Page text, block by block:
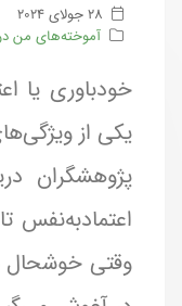
28 جولای 2024
آموخته‌های من
یکی از
پژوهشگران
وقتی خوشحال